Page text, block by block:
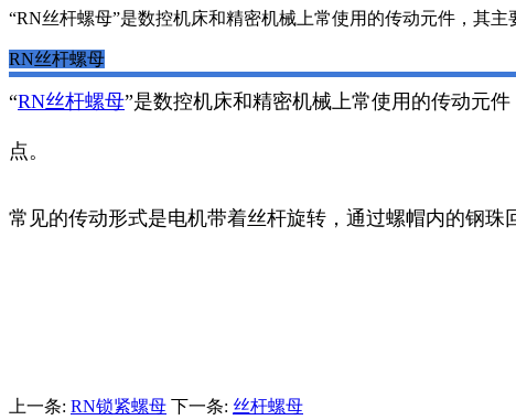
“RN丝杆螺母”是数控机床和精密机械上常使用的传动元件，其
RN丝杆螺母
“RN丝杆螺母”是数控机床和精密机械上常使用的传动元
点。
常见的传动形式是电机带着丝杆旋转，通过螺帽内的钢
上一条: RN锁紧螺母 下一条: 丝杆螺母